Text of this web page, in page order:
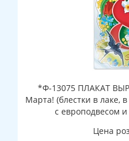
*Ф-13075 ПЛАКАТ
Марта! (блестки в лаке,
с европодвесом
Цена